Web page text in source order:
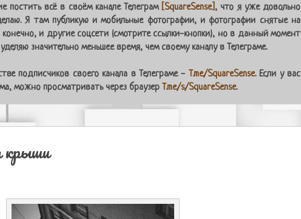
постить всё в своём канале Телеграм [SquareSense], что я уже довольно
Я там публикую и мобильные фотографии, и фотографии снятые на
конечно, и другие соцсети (смотрите ссылки-кнопки), но в данный момент
значительно меньшее время, чем своему каналу в Телеграме.
подписчиков своего канала в Телеграме - T.me/SquareSense. Если у вас
можно просматривать через браузер T.me/s/SquareSense.
крыши